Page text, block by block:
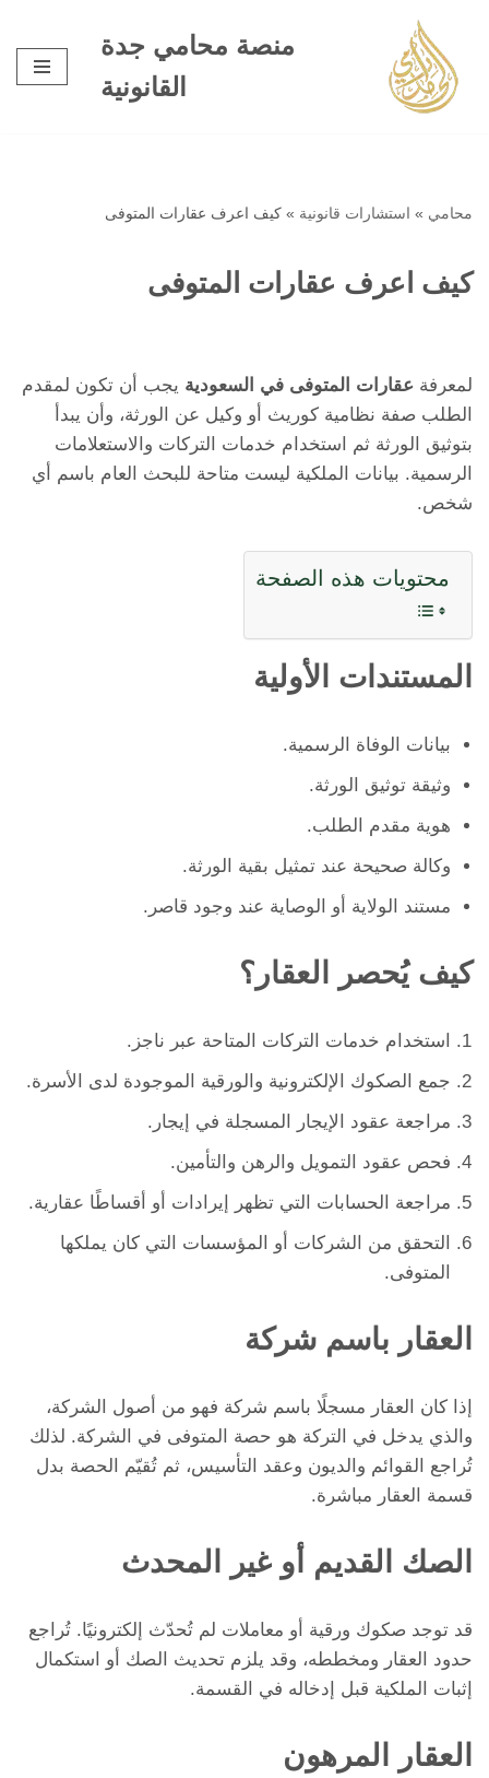
تخطى
إلى
المحتوى
منصة محامي جدة
القانونية
محامي » استشارات قانونية » كيف اعرف عقارات المتوفى
كيف اعرف عقارات المتوفى
لمعرفة عقارات المتوفى في السعودية يجب أن تكون لمقدم
الطلب صفة نظامية كوريث أو وكيل عن الورثة، وأن يبدأ
بتوثيق الورثة ثم استخدام خدمات التركات والاستعلامات
الرسمية. بيانات الملكية ليست متاحة للبحث العام باسم أي
شخص.
محتويات هذه الصفحة
المستندات الأولية
بيانات الوفاة الرسمية.
وثيقة توثيق الورثة.
هوية مقدم الطلب.
وكالة صحيحة عند تمثيل بقية الورثة.
مستند الولاية أو الوصاية عند وجود قاصر.
كيف يُحصر العقار؟
استخدام خدمات التركات المتاحة عبر ناجز.
جمع الصكوك الإلكترونية والورقية الموجودة لدى الأسرة.
مراجعة عقود الإيجار المسجلة في إيجار.
فحص عقود التمويل والرهن والتأمين.
مراجعة الحسابات التي تظهر إيرادات أو أقساطًا عقارية.
التحقق من الشركات أو المؤسسات التي كان يملكها
المتوفى.
العقار باسم شركة
إذا كان العقار مسجلًا باسم شركة فهو من أصول الشركة،
والذي يدخل في التركة هو حصة المتوفى في الشركة. لذلك
تُراجع القوائم والديون وعقد التأسيس، ثم تُقيّم الحصة بدل
قسمة العقار مباشرة.
الصك القديم أو غير المحدث
قد توجد صكوك ورقية أو معاملات لم تُحدّث إلكترونيًا. تُراجع
حدود العقار ومخططه، وقد يلزم تحديث الصك أو استكمال
إثبات الملكية قبل إدخاله في القسمة.
العقار المرهون